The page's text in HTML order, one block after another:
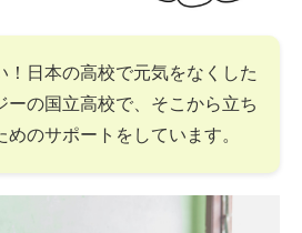
！日本の高校で元気をなくした
ーの国立高校で、そこから立ち
のサポートをしています。